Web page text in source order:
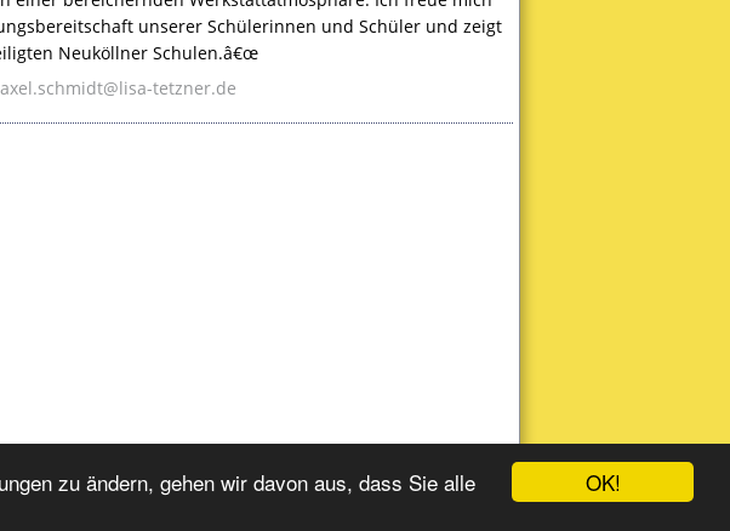
OK!
zu ändern, gehen wir davon aus, dass Sie alle
unserer Schülerinnen und Schüler und zeigt
Neuköllner Schulen.â€œ
axel.schmidt@lisa-tetzner.de